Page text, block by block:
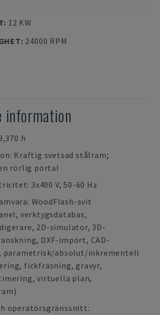
: 12 KW
: 24000 RPM
h
Kraftig svetsad stålram;
rörlig portal
3x400 V, 50-60 Hz
WoodFlash-svit
verktygsdatabas,
2D-simulator, 3D-
DXF-import, CAD-
parametrisk/absolut/inkrementell
fickfräsning, gravyr,
virtuella plan,
operatörsgränssnitt: